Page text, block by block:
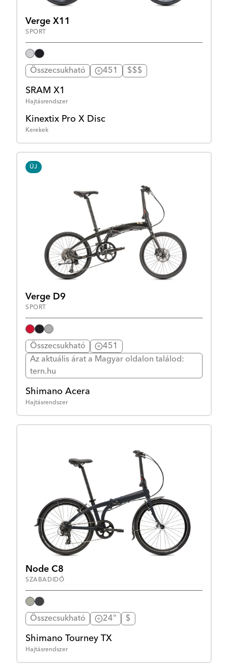
Verge X11
SPORT
Összecsukható 451 $$$
SRAM X1
Hajtásrendszer
Kinextix Pro X Disc
Kerekek
ÚJ
Verge D9
SPORT
Összecsukható
451
Az aktuális árat a Magyar oldalon találod:
tern.hu
Shimano Acera
Hajtásrendszer
Node C8
SZABADIDŐ
Összecsukható 24" $
Shimano Tourney TX
Hajtásrendszer